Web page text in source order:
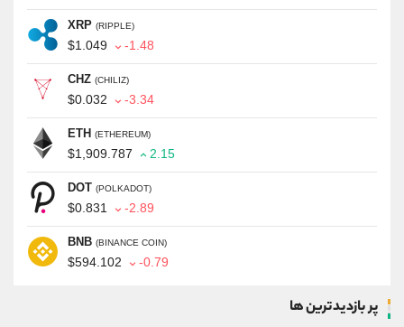
XRP (RIPPLE)
$1.049 -1.48
CHZ (CHILIZ)
$0.032 -3.34
ETH (ETHEREUM)
$1,909.787 2.15
DOT (POLKADOT)
$0.831 -2.89
BNB (BINANCE COIN)
$594.102 -0.79
پر بازدیدترین ها